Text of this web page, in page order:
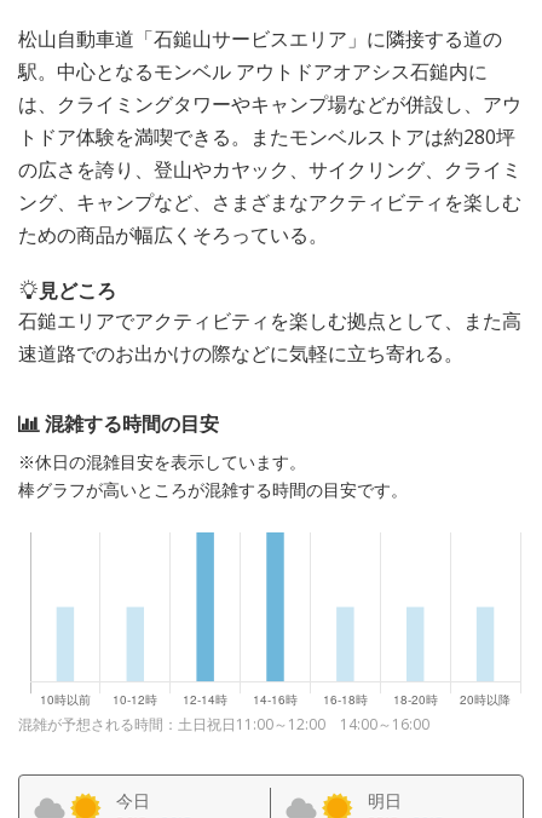
松山自動車道「石鎚山サービスエリア」に隣接する道の
駅。中心となるモンベル アウトドアオアシス石鎚内に
は、クライミングタワーやキャンプ場などが併設し、アウ
トドア体験を満喫できる。またモンベルストアは約280坪
の広さを誇り、登山やカヤック、サイクリング、クライミ
ング、キャンプなど、さまざまなアクティビティを楽しむ
ための商品が幅広くそろっている。
見どころ
石鎚エリアでアクティビティを楽しむ拠点として、また高
速道路でのお出かけの際などに気軽に立ち寄れる。
混雑する時間の目安
※休日の混雑目安を表示しています。
棒グラフが高いところが混雑する時間の目安です。
混雑が予想される時間：土日祝日11:00～12:00 14:00～16:00
今日 明日